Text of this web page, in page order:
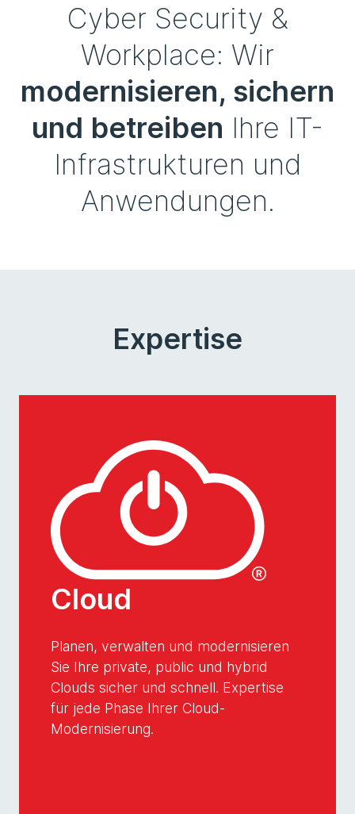
Cyber Security &
Workplace: Wir
modernisieren, sichern
und betreiben Ihre IT-
Infrastrukturen und
Anwendungen.
Expertise
Cloud
Planen, verwalten und modernisieren
Sie Ihre private, public und hybrid
Clouds sicher und schnell. Expertise
für jede Phase Ihrer Cloud-
Modernisierung.